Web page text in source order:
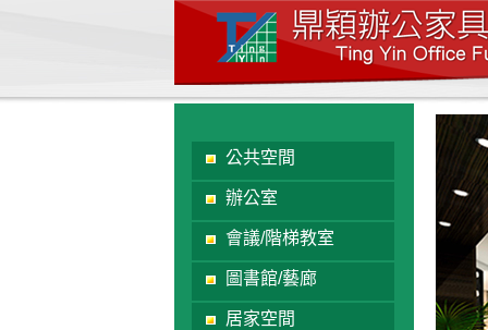
公共空間
辦公室
會議/階梯教室
圖書館/藝廊
居家空間